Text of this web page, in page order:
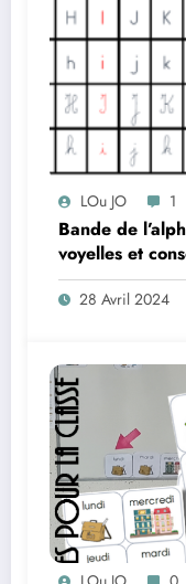
LOu JO 1
Bande de
voyelles et
28 Avril 2024